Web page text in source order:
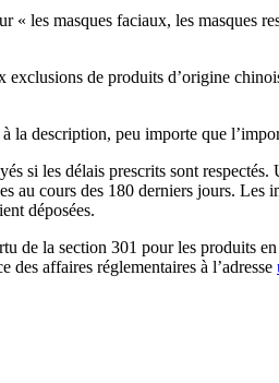
« les masques faciaux, les masques
de produits d’origine
description, peu importe que
si les délais prescrits sont
au cours des 180 derniers jours.
déposées.
de la section 301 pour les
affaires réglementaires à l’adresse